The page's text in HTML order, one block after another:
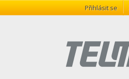
Přihlásit se